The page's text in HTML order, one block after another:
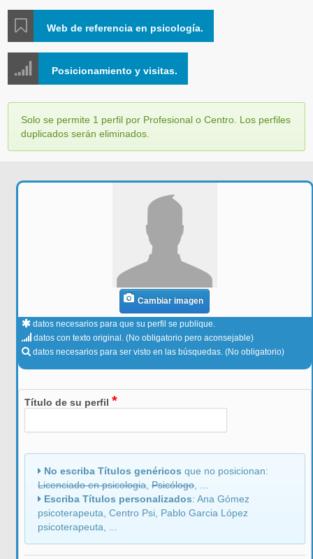
Web de referencia en psicología.
Posicionamiento y visitas.
Solo se permite 1 perfil por Profesional o Centro. Los perfiles
duplicados serán eliminados.
Cambiar imagen
datos necesarios para que su perfil se publique.
datos con texto original. (No obligatorio pero aconsejable)
datos necesarios para ser visto en las búsquedas. (No obligatorio)
Título de su perfil*
No escriba Títulos genéricos que no posicionan:
Licenciado en psicologia,Psicólogo, ...
Escriba Títulos personalizados: Ana Gómez
psicoterapeuta, Centro Psi, Pablo Garcia López
psicoterapeuta, ...